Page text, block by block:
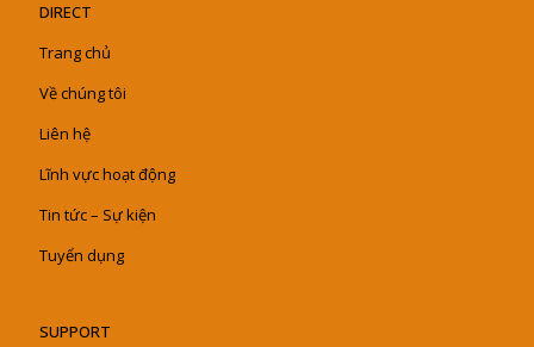
DIRECT
Trang chủ
Về chúng tôi
Liên hệ
Lĩnh vực hoạt động
Tin tức – Sự kiện
Tuyển dụng
SUPPORT